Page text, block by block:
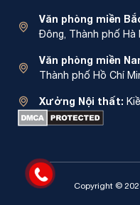
Văn phòng miền
Đông, Thành phố Hà
Văn phòng miền
Thành phố Hồ Chí
Xưởng Nội thất:
Copyright ©